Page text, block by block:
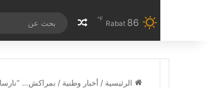
Rabat 86
℉ مقال عشوائي
الرئيسية / أخبار وطنية / بمراكش…